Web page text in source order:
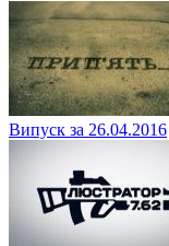
Випуск за 26.04.2016